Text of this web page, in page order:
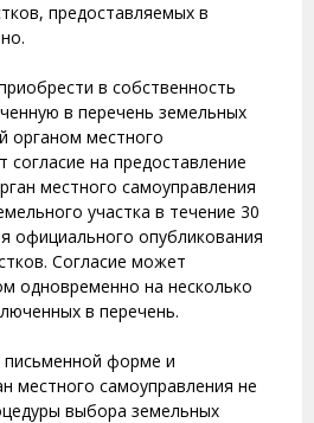
предоставляемых в
в собственность
в перечень земельных
органом местного
согласие на предоставление
местного самоуправления
участка в течение 30
официального опубликования
Согласие может
одновременно на несколько
в перечень.
письменной форме и
местного самоуправления не
выбора земельных